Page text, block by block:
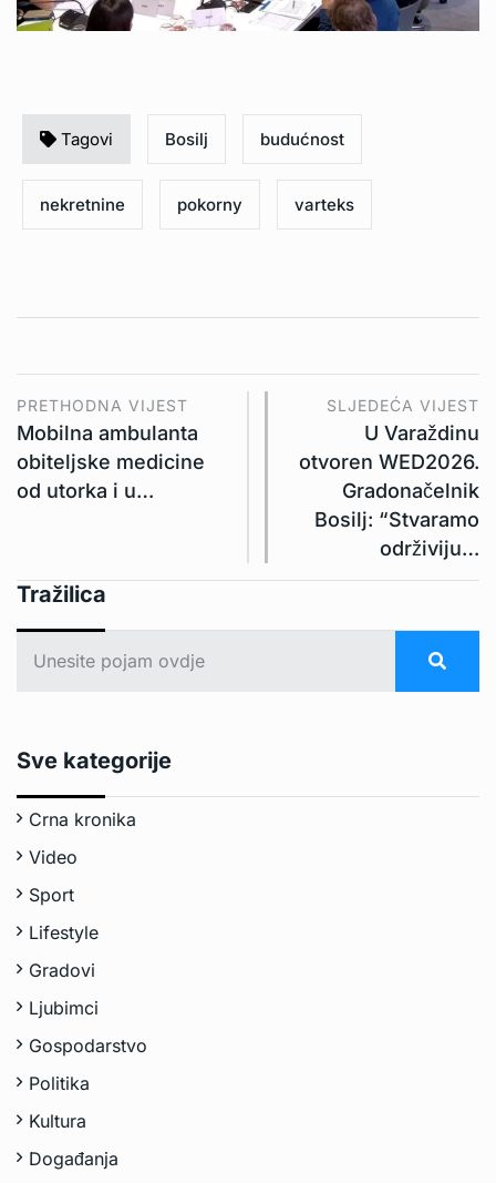
Tagovi Bosilj budućnost
nekretnine pokorny varteks
PRETHODNA VIJEST
Mobilna ambulanta
obiteljske medicine
od utorka i u…
SLJEDEĆA VIJEST
U Varaždinu
otvoren WED2026.
Gradonačelnik
Bosilj: “Stvaramo
održiviju…
Tražilica
Sve kategorije
Crna kronika
Video
Sport
Lifestyle
Gradovi
Ljubimci
Gospodarstvo
Politika
Kultura
Događanja